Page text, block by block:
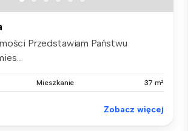
Przedstawiam Państwu
Mieszkanie 37 m²
Zobacz więcej